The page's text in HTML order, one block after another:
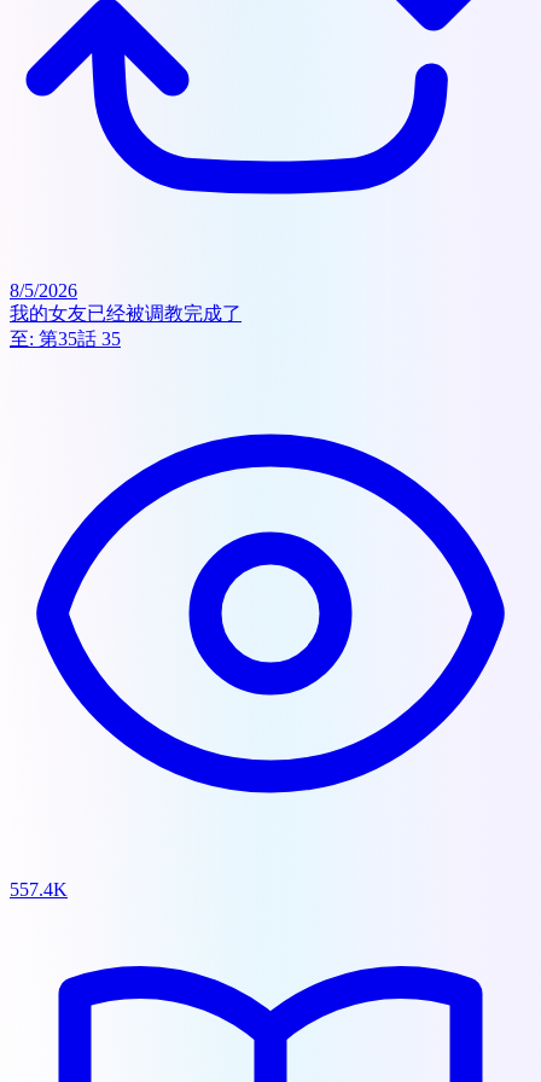
8/5/2026
我的女友已经被调教完成了
至: 第35話 35
557.4K